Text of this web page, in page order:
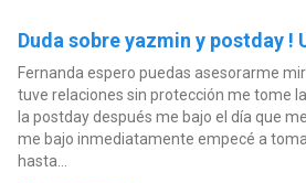
Duda sobre yazmin y postday !
Fernanda espero puedas asesorarme
tuve relaciones sin protección me tome
la postday después me bajo el día que
me bajo inmediatamente empecé a
hasta...